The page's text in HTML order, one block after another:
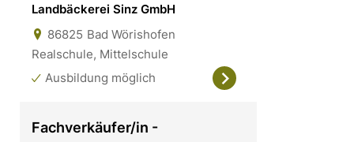
Landbäckerei Sinz GmbH
86825 Bad Wörishofen
Realschule, Mittelschule
Ausbildung möglich
Fachverkäufer/in -